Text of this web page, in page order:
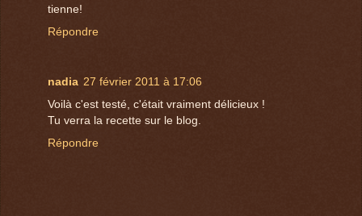
tienne!
Répondre
nadia 27 février 2011 à 17:06
Voilà c'est testé, c'était vraiment délicieux !
Tu verra la recette sur le blog.
Répondre